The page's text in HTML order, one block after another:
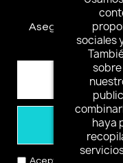
Asegúrese de
Acepto los términos
sociales
haya